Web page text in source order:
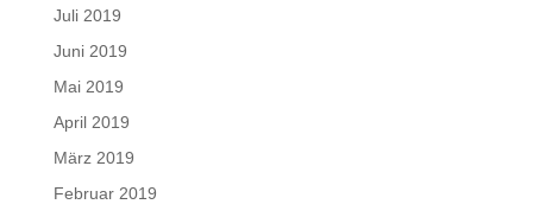
Juli 2019
Juni 2019
Mai 2019
April 2019
März 2019
Februar 2019